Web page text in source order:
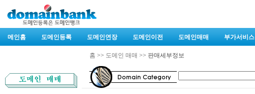
메인홈 도메인등록 도메인연장 도메인이전 도메인매매 부가서비스
홈 >> 도메인 매매 >> 판매세부정보